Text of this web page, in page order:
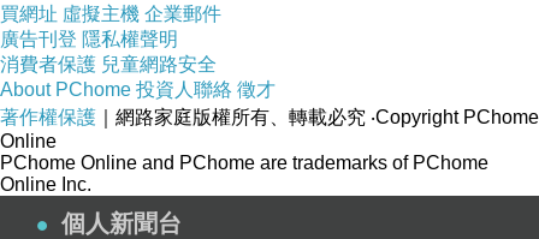
買網址 虛擬主機 企業郵件
廣告刊登 隱私權聲明
消費者保護 兒童網路安全
About PChome 投資人聯絡 徵才
著作權保護 ｜網路家庭版權所有、轉載必究 ‧Copyright PChome
Online
PChome Online and PChome are trademarks of PChome
Online Inc.
個人新聞台